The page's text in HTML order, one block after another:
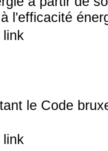
l'efficacité
link
le Code
link